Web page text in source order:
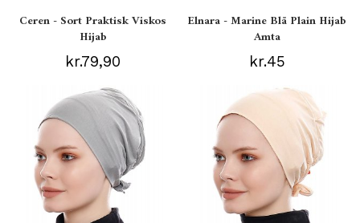
Ceren - Sort Praktisk Viskos
Hijab
kr.79,90
Elnara - Marine Blå Plain Hijab
Amta
kr.45